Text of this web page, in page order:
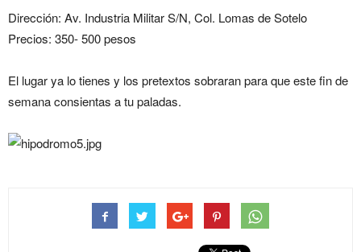
Dirección: Av. Industria Militar S/N, Col. Lomas de Sotelo
Precios: 350- 500 pesos
El lugar ya lo tienes y los pretextos sobraran para que este fin de
semana consientas a tu paladas.